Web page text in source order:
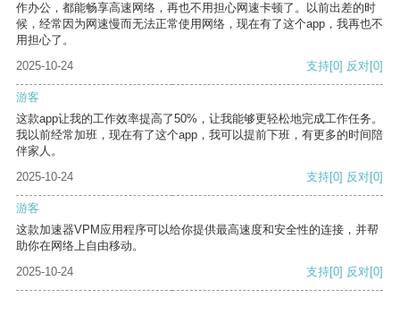
作办公，都能畅享高速网络，再也不用担心网速卡顿了。以前出差的时
候，经常因为网速慢而无法正常使用网络，现在有了这个app，我再也不
用担心了。
2025-10-24
支持[0] 反对[0]
游客
这款app让我的工作效率提高了50%，让我能够更轻松地完成工作任务。
我以前经常加班，现在有了这个app，我可以提前下班，有更多的时间陪
伴家人。
2025-10-24
支持[0] 反对[0]
游客
这款加速器VPM应用程序可以给你提供最高速度和安全性的连接，并帮
助你在网络上自由移动。
2025-10-24
支持[0] 反对[0]